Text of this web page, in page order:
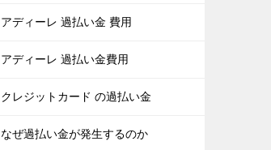
アディーレ 過払い金 費用
アディーレ 過払い金費用
クレジットカード の過払い金
なぜ過払い金が発生するのか